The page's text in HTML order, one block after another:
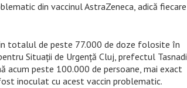
din vaccinul AstraZeneca, adică fiecare
totalul de peste 77.000 de doze folosite în
Situații de Urgență Cluj, prefectul Tasnadi
acum peste 100.000 de persoane, mai exact
inoculat cu acest vaccin problematic.